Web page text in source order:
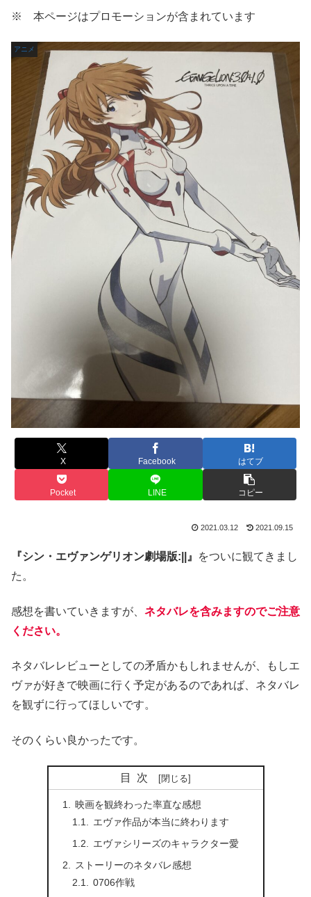
※ 本ページはプロモーションが含まれています
アニメ
X Facebook はてブ
Pocket LINE コピー
2021.03.12 2021.09.15
『シン・エヴァンゲリオン劇場版:||』
をついに観てきまし
た。
感想を書いていきますが、 ネタバレを含みますのでご注意
ください。
ネタバレレビューとしての矛盾かもしれませんが、もしエ
ヴァが好きで映画に行く予定があるのであれば、ネタバレ
を観ずに行ってほしいです。
そのくらい良かったです。
目次
映画を観終わった率直な感想
エヴァ作品が本当に終わります
エヴァシリーズのキャラクター愛
ストーリーのネタバレ感想
0706作戦